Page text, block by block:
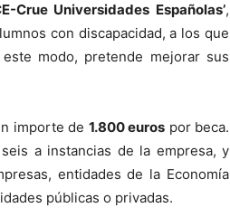
Crue Universidades Españolas’,
con discapacidad, a los que
modo, pretende mejorar sus
importe de 1.800 euros por beca.
a instancias de la empresa, y
entidades de la Economía
públicas o privadas.